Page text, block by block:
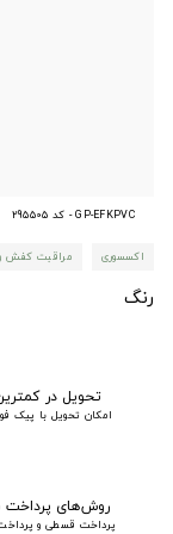
GP-EFKPVC - کد 295505
اکسسوری مراقبت کفش
رنگ
تحویل در
امکان تحویل با پیک
روش‌های
پرداخت قسطی و